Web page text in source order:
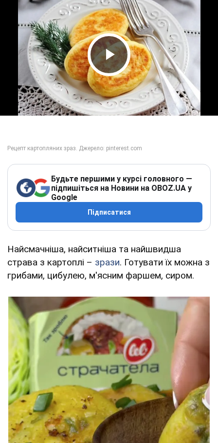
Play Video
Будьте першими у курсі головного —
підпишіться на Новини на OBOZ.UA у
Google
Підписатися
Найсмачніша, найситніша та найшвидша
страва з картоплі – зрази. Готувати їх можна з
грибами, цибулею, м'ясним фаршем, сиром.